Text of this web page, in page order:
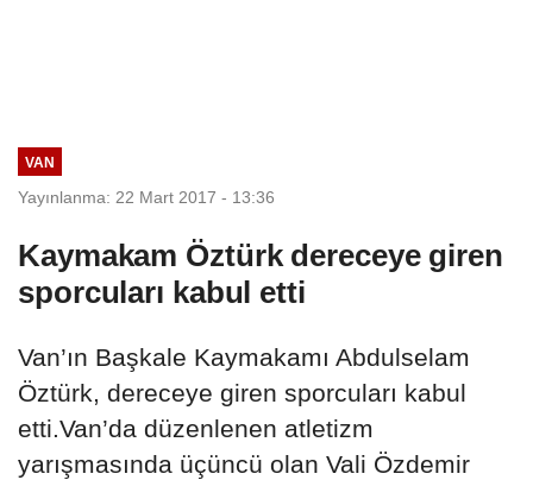
VAN
Yayınlanma: 22 Mart 2017 - 13:36
Kaymakam Öztürk dereceye giren
sporcuları kabul etti
Van’ın Başkale Kaymakamı Abdulselam
Öztürk, dereceye giren sporcuları kabul
etti.Van’da düzenlenen atletizm
yarışmasında üçüncü olan Vali Özdemir